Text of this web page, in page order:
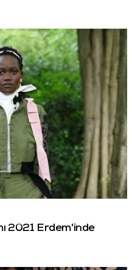
2021 Erdem'inde